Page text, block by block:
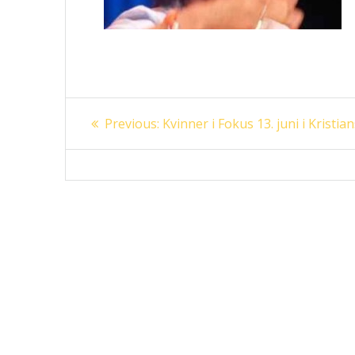
Innleggsnavigasjon
Previous: Previous
Kvinner i Fokus 13. juni i